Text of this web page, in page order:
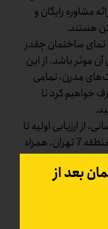
مشاوره رایگان و
هستند.
ساختمان چقدر
موثر باشد. از این
مدرن، تمامی
خواهیم کرد تا
از ارزیابی اولیه تا
اجرای کامل کارهای شستشوی نما در منطقه 7 تهران، همراه
بهترین تجربه
بعد از